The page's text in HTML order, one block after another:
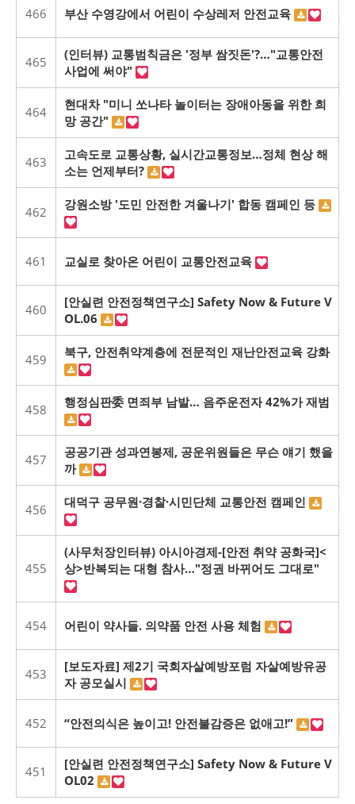
466 부산 수영강에서 어린이 수상레저 안전교육
465
(인터뷰) 교통범칙금은 '정부 쌈짓돈'?…"교통안전
사업에 써야"
464
현대차 "미니 쏘나타 놀이터는 장애아동을 위한 희
망 공간"
463
고속도로 교통상황, 실시간교통정보…정체 현상 해
소는 언제부터?
462 강원소방 '도민 안전한 겨울나기' 합동 캠페인 등
461 교실로 찾아온 어린이 교통안전교육
460
[안실련 안전정책연구소] Safety Now & Future V
OL.06
459 북구, 안전취약계층에 전문적인 재난안전교육 강화
458 행정심판委 면죄부 남발… 음주운전자 42%가 재범
457
공공기관 성과연봉제, 공운위원들은 무슨 얘기 했을
까
456 대덕구 공무원·경찰·시민단체 교통안전 캠페인
455
(사무처장인터뷰) 아시아경제-[안전 취약 공화국]<
상>반복되는 대형 참사…"정권 바뀌어도 그대로"
454 어린이 약사들. 의약품 안전 사용 체험
453
[보도자료] 제2기 국회자살예방포럼 자살예방유공
자 공모실시
452 “안전의식은 높이고! 안전불감증은 없애고!”
451
[안실련 안전정책연구소] Safety Now & Future V
OL02